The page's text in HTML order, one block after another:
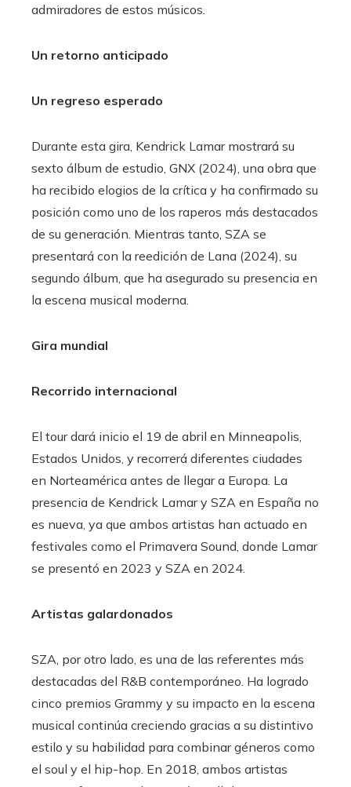
admiradores de estos músicos.
Un retorno anticipado
Un regreso esperado
Durante esta gira, Kendrick Lamar mostrará su
sexto álbum de estudio, GNX (2024), una obra que
ha recibido elogios de la crítica y ha confirmado su
posición como uno de los raperos más destacados
de su generación. Mientras tanto, SZA se
presentará con la reedición de Lana (2024), su
segundo álbum, que ha asegurado su presencia en
la escena musical moderna.
Gira mundial
Recorrido internacional
El tour dará inicio el 19 de abril en Minneapolis,
Estados Unidos, y recorrerá diferentes ciudades
en Norteamérica antes de llegar a Europa. La
presencia de Kendrick Lamar y SZA en España no
es nueva, ya que ambos artistas han actuado en
festivales como el Primavera Sound, donde Lamar
se presentó en 2023 y SZA en 2024.
Artistas galardonados
SZA, por otro lado, es una de las referentes más
destacadas del R&B contemporáneo. Ha logrado
cinco premios Grammy y su impacto en la escena
musical continúa creciendo gracias a su distintivo
estilo y su habilidad para combinar géneros como
el soul y el hip-hop. En 2018, ambos artistas